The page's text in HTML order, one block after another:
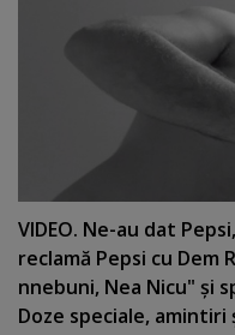
VIDEO. Ne-au dat
reclamă Pepsi cu Dem
nnebuni, Nea Nicu" şi
Doze speciale, amintiri